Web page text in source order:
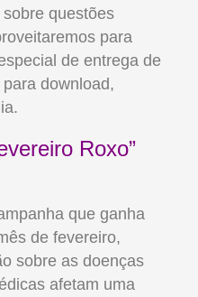
questões
para
de entrega de
download,
Roxo”
que ganha
de fevereiro,
sobre as doenças
afetam uma